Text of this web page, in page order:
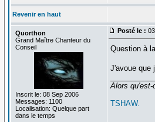
Revenir en haut
Quorthon
Grand Maître Chanteur du
Conseil
Inscrit le: 08 Sep 2006
Messages: 1100
Localisation: Quelque part
dans le temps
Posté le :
Question à
J'avoue que
Alors qu'est-
TSHAW.